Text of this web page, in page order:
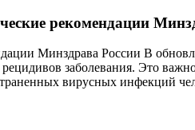
рекомендации
Минздрава России В
заболевания. Это
вирусных инфекций